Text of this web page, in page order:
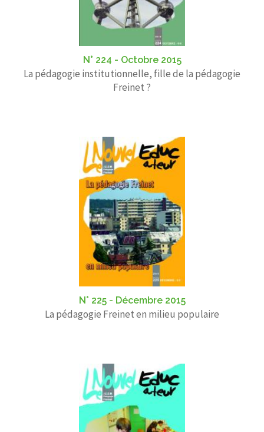
N° 224 - Octobre 2015
La pédagogie institutionnelle, fille de la pédagogie
Freinet ?
N° 225 - Décembre 2015
La pédagogie Freinet en milieu populaire